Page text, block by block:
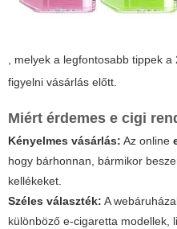
, melyek a legfontosabb tippek
figyelni vásárlás előtt.
Miért érdemes e cigi
Kényelmes vásárlás: Az online
hogy bárhonnan, bármikor
kellékeket.
Széles választék: A
különböző e-cigaretta modellek,